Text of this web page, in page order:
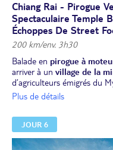
Chiang Rai - Pirogue
Spectaculaire Temple
Échoppes De Street
200 km/env. 3h30
Balade en pirogue à
arriver à un village de la
d’agriculteurs émigrés du
Visite de dutemple blanc,
un artiste contemporain
dentelée et vous accueille
culture. Il ne vous laissera
Déjeuner et dégustation
Plus de détails
JOUR 6